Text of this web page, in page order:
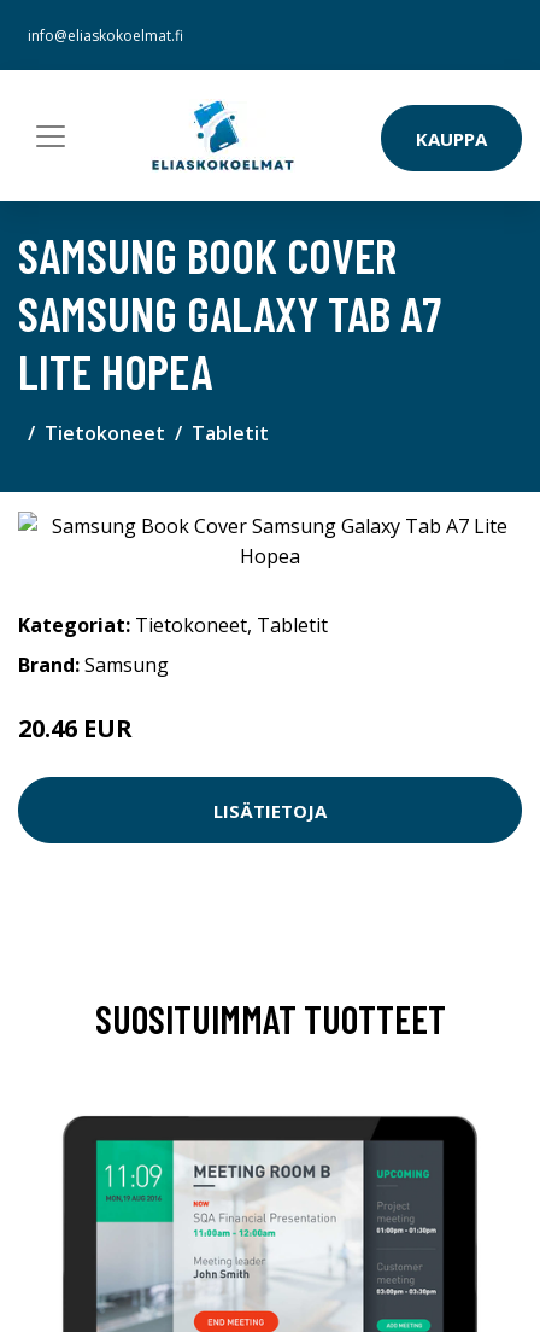
info@eliaskokoelmat.fi
KAUPPA
SAMSUNG BOOK COVER
SAMSUNG GALAXY TAB A7
LITE HOPEA
Tietokoneet Tabletit
Kategoriat: Tietokoneet, Tabletit
Brand:Samsung
20.46 EUR
LISÄTIETOJA
SUOSITUIMMAT TUOTTEET